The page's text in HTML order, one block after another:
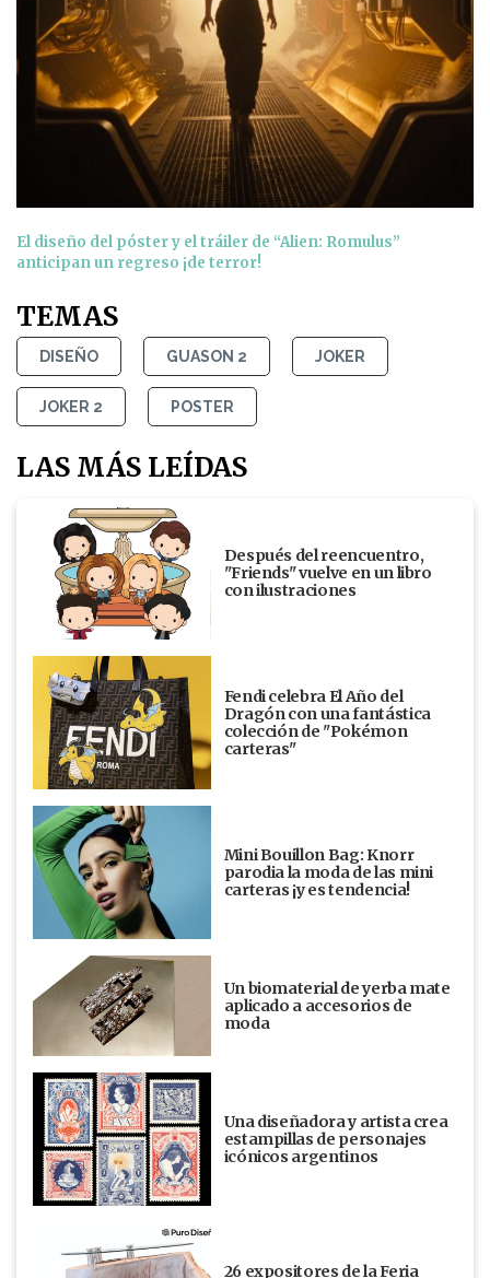
El diseño del póster y el tráiler de “Alien: Romulus”
anticipan un regreso ¡de terror!
TEMAS
DISEÑO GUASON 2 JOKER
JOKER 2 POSTER
LAS MÁS LEÍDAS
Después del reencuentro,
"Friends" vuelve en un libro
con ilustraciones
Fendi celebra El Año del
Dragón con una fantástica
colección de "Pokémon
carteras"
Mini Bouillon Bag: Knorr
parodia la moda de las mini
carteras ¡y es tendencia!
Un biomaterial de yerba mate
aplicado a accesorios de
moda
Una diseñadora y artista crea
estampillas de personajes
icónicos argentinos
26 expositores de la Feria